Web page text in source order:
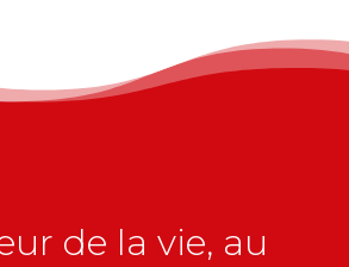
de la vie, au